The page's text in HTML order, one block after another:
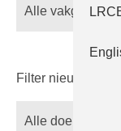
Filter nieuws op